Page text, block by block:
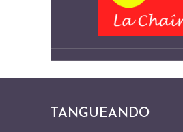
TANGUEANDO